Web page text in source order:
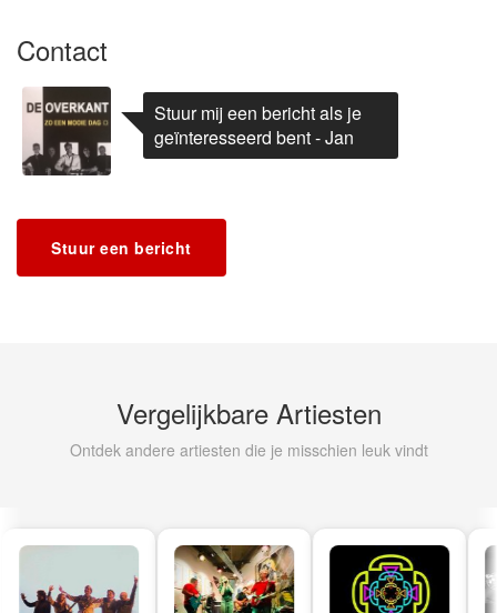
Contact
Stuur mij een bericht als je
geïnteresseerd bent - Jan
Stuur een bericht
Vergelijkbare Artiesten
Ontdek andere artiesten die je misschien leuk vindt